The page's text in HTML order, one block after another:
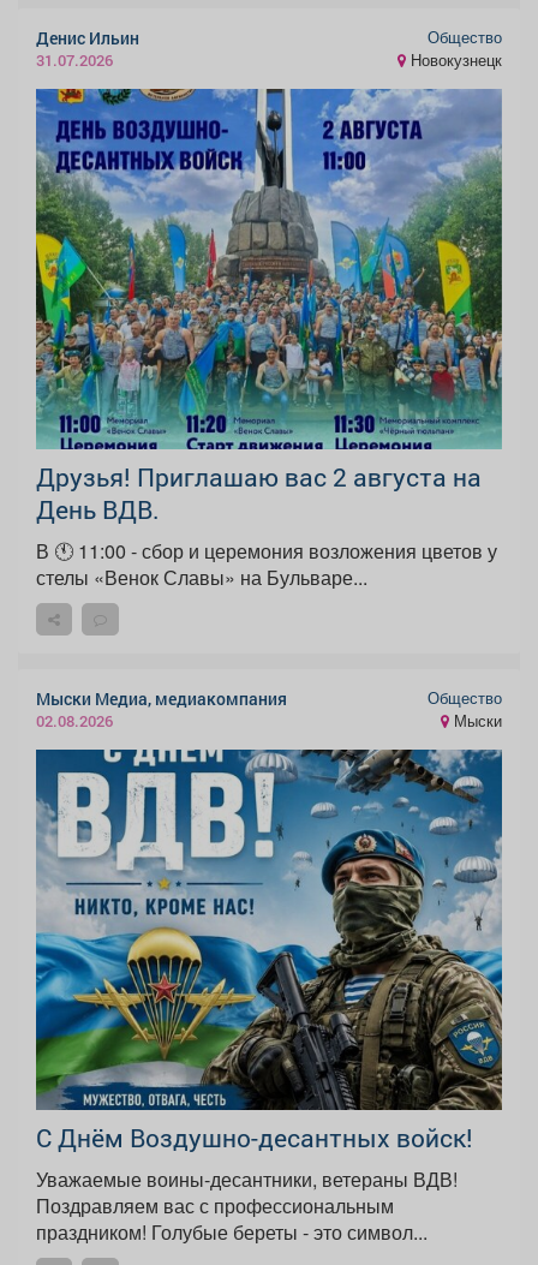
Денис Ильин
31.07.2026
Общество
Новокузнецк
Друзья! Приглашаю вас 2 августа на
День ВДВ.
В 🕚 11:00 - сбор и церемония возложения цветов у
стелы «Венок Славы» на Бульваре...
Мыски Медиа, медиакомпания
02.08.2026
Общество
Мыски
С Днём Воздушно-десантных войск!
Уважаемые воины-десантники, ветераны ВДВ!
Поздравляем вас с профессиональным
праздником! Голубые береты - это символ...